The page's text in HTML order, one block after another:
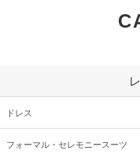
ドレス
フォーマル・ セレモニースーツ